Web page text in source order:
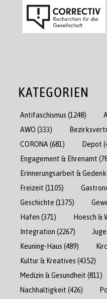
KATEGORIEN
Antifaschismus (1248)
AWO (333)
CORONA (681) Depot
Engagement & Ehrenamt
Erinnerungsarbeit &
Freizeit (1105)
Geschichte (1375)
Hafen (371) Hoesch &
Integration (2267)
Keuning-Haus (489)
Kultur & Kreatives (4352)
Medizin & Gesundheit (811)
Nachhaltigkeit (426)